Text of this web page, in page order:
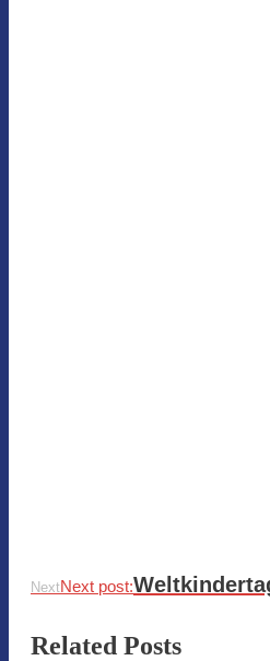
NextNext post:
Related Posts